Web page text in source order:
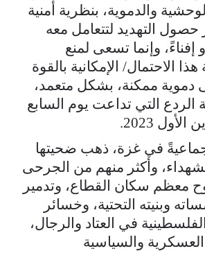
والدموية، بنظرية أمنية
حصول التهديد لتتعامل معه
إفناءً، وإنما تسعى لمنع
الاحتمال/ الإمكانية بالقوة
دموية ممكنة، بشكل متعمد،
الردع التي تداعت يوم السابع
2023.
جماعيةً في غزة، ذهب ضحيتها
وأكثر منهم من الجرحى
معظم سكان القطاع، وتدمير
وبنيته التحتية، وخسائر
في العتاد والرجال،
والسياسية